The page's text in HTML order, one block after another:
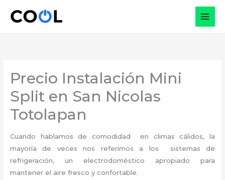
Precio Instalación Mini
Split en San Nicolas
Totolapan
Cuando hablamos de comodidad en climas cálidos, la
mayoría de veces nos referimos a los sistemas de
refrigeración, un electrodoméstico apropiado para
mantener el aire fresco y confortable.